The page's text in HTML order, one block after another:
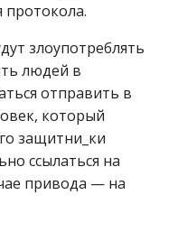
протокола.
злоупотреблять
людей в
отправить в
который
защитни_ки
ссылаться на
привода — на